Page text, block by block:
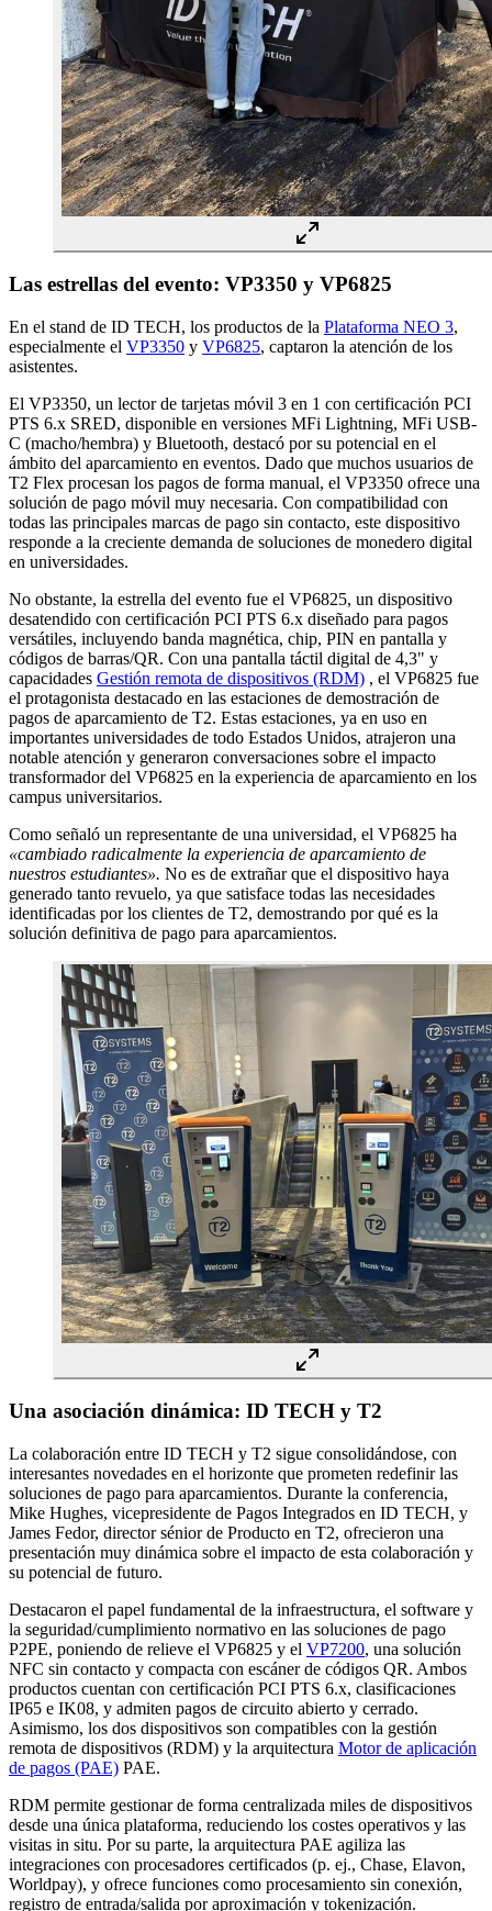
Las estrellas del evento: VP3350 y VP6825
En el stand de ID TECH, los productos de la Plataforma NEO 3,
especialmente el VP3350 y VP6825, captaron la atención de los
asistentes.
El VP3350, un lector de tarjetas móvil 3 en 1 con certificación PCI
PTS 6.x SRED, disponible en versiones MFi Lightning, MFi USB-
C (macho/hembra) y Bluetooth, destacó por su potencial en el
ámbito del aparcamiento en eventos. Dado que muchos usuarios de
T2 Flex procesan los pagos de forma manual, el VP3350 ofrece una
solución de pago móvil muy necesaria. Con compatibilidad con
todas las principales marcas de pago sin contacto, este dispositivo
responde a la creciente demanda de soluciones de monedero digital
en universidades.
No obstante, la estrella del evento fue el VP6825, un dispositivo
desatendido con certificación PCI PTS 6.x diseñado para pagos
versátiles, incluyendo banda magnética, chip, PIN en pantalla y
códigos de barras/QR. Con una pantalla táctil digital de 4,3" y
capacidades Gestión remota de dispositivos (RDM) , el VP6825 fue
el protagonista destacado en las estaciones de demostración de
pagos de aparcamiento de T2. Estas estaciones, ya en uso en
importantes universidades de todo Estados Unidos, atrajeron una
notable atención y generaron conversaciones sobre el impacto
transformador del VP6825 en la experiencia de aparcamiento en los
campus universitarios.
Como señaló un representante de una universidad, el VP6825 ha
«cambiado radicalmente la experiencia de aparcamiento de
nuestros estudiantes». No es de extrañar que el dispositivo haya
generado tanto revuelo, ya que satisface todas las necesidades
identificadas por los clientes de T2, demostrando por qué es la
solución definitiva de pago para aparcamientos.
Una asociación dinámica: ID TECH y T2
La colaboración entre ID TECH y T2 sigue consolidándose, con
interesantes novedades en el horizonte que prometen redefinir las
soluciones de pago para aparcamientos. Durante la conferencia,
Mike Hughes, vicepresidente de Pagos Integrados en ID TECH, y
James Fedor, director sénior de Producto en T2, ofrecieron una
presentación muy dinámica sobre el impacto de esta colaboración y
su potencial de futuro.
Destacaron el papel fundamental de la infraestructura, el software y
la seguridad/cumplimiento normativo en las soluciones de pago
P2PE, poniendo de relieve el VP6825 y el VP7200, una solución
NFC sin contacto y compacta con escáner de códigos QR. Ambos
productos cuentan con certificación PCI PTS 6.x, clasificaciones
IP65 e IK08, y admiten pagos de circuito abierto y cerrado.
Asimismo, los dos dispositivos son compatibles con la gestión
remota de dispositivos (RDM) y la arquitectura Motor de aplicación
de pagos (PAE) PAE.
RDM permite gestionar de forma centralizada miles de dispositivos
desde una única plataforma, reduciendo los costes operativos y las
visitas in situ. Por su parte, la arquitectura PAE agiliza las
integraciones con procesadores certificados (p. ej., Chase, Elavon,
Worldpay), y ofrece funciones como procesamiento sin conexión,
registro de entrada/salida por aproximación y tokenización.